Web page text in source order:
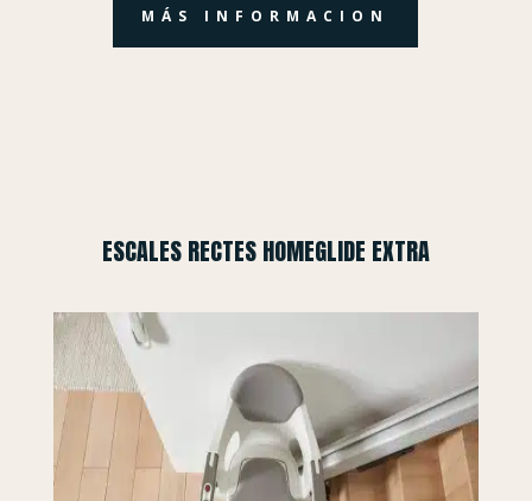
MÁS INFORMACION
ESCALES RECTES HOMEGLIDE EXTRA